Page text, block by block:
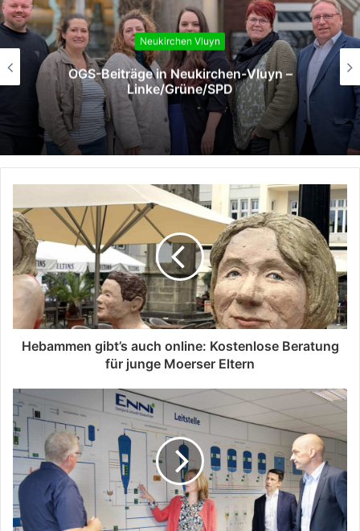
Neukirchen Vluyn
OGS-Beiträge in Neukirchen-Vluyn –
Linke/Grüne/SPD
Hebammen gibt’s auch online: Kostenlose Beratung
für junge Moerser Eltern